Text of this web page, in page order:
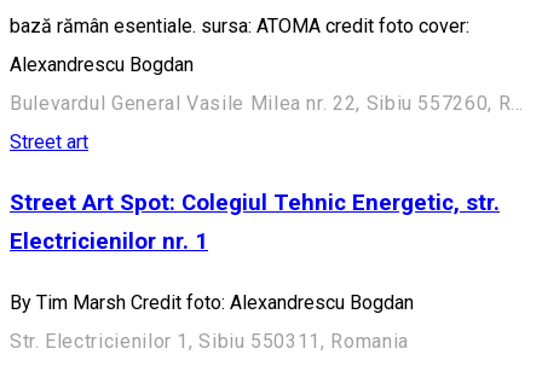
bază rămân esentiale. sursa: ATOMA credit foto cover:
Alexandrescu Bogdan
Street art
Street Art Spot: Colegiul Tehnic Energetic, str.
Electricienilor nr. 1
By Tim Marsh Credit foto: Alexandrescu Bogdan
Str. Electricienilor 1, Sibiu 550311, Romania